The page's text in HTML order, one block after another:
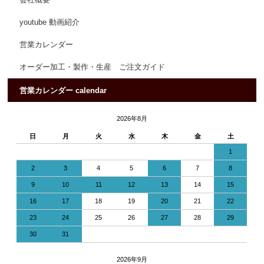
youtube 動画紹介
営業カレンダー
オーダー加工・製作・生産 ご注文ガイド
営業カレンダー calendar
2026年8月
日 月 火 水 木 金 土
1
2 3 4 5 6 7 8
9 10 11 12 13 14 15
16 17 18 19 20 21 22
23 24 25 26 27 28 29
30 31
2026年9月